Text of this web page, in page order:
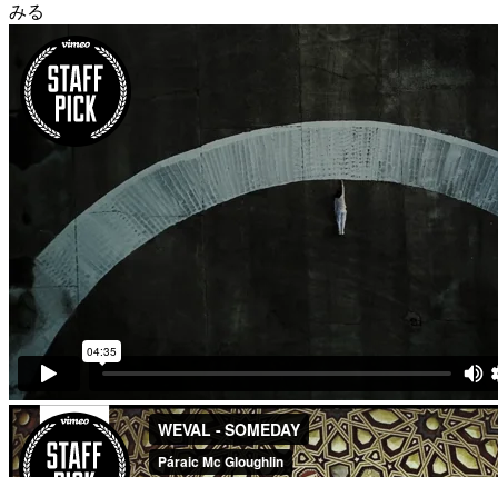
みる